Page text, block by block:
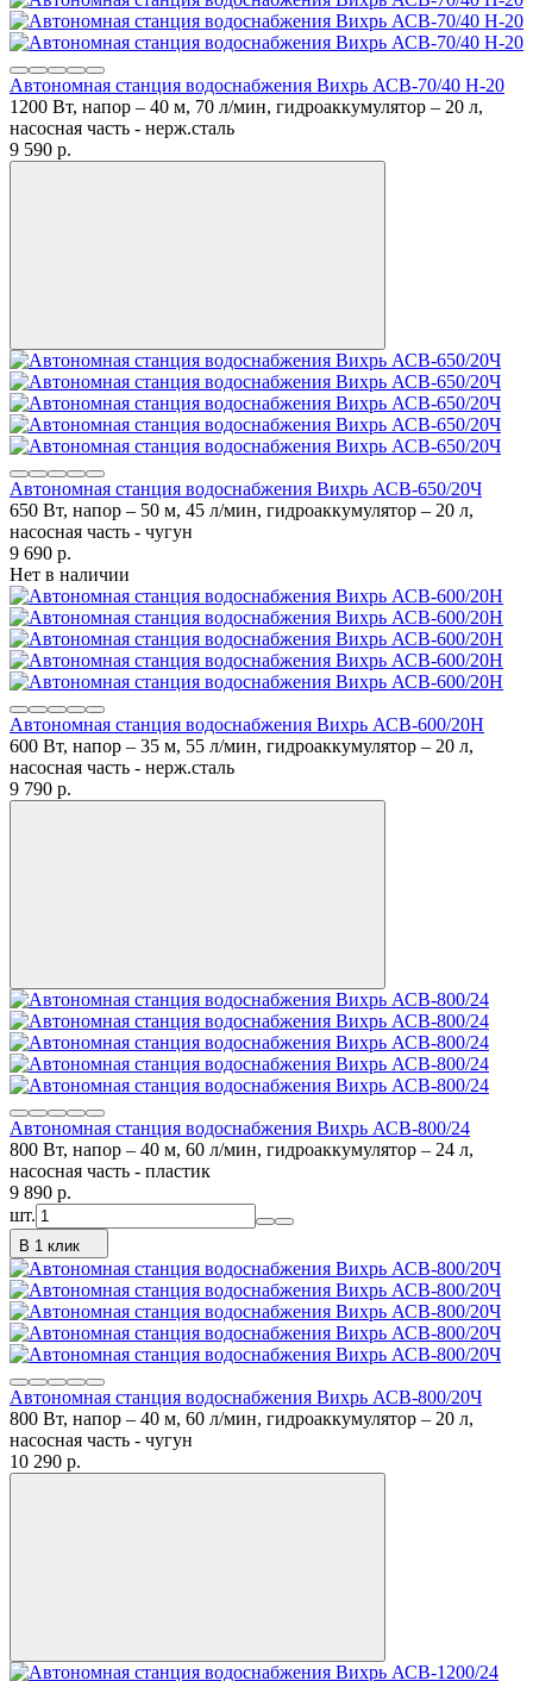
Автономная станция водоснабжения Вихрь АСВ-70/40 Н-20
1200 Вт, напор – 40 м, 70 л/мин, гидроаккумулятор – 20 л,
насосная часть - нерж.сталь
9 590 p.
Автономная станция водоснабжения Вихрь АСВ-650/20Ч
650 Вт, напор – 50 м, 45 л/мин, гидроаккумулятор – 20 л,
насосная часть - чугун
9 690 p.
Нет в наличии
Автономная станция водоснабжения Вихрь АСВ-600/20Н
600 Вт, напор – 35 м, 55 л/мин, гидроаккумулятор – 20 л,
насосная часть - нерж.сталь
9 790 p.
Автономная станция водоснабжения Вихрь АСВ-800/24
800 Вт, напор – 40 м, 60 л/мин, гидроаккумулятор – 24 л,
насосная часть - пластик
9 890 p.
шт.
В 1 клик
Автономная станция водоснабжения Вихрь АСВ-800/20Ч
800 Вт, напор – 40 м, 60 л/мин, гидроаккумулятор – 20 л,
насосная часть - чугун
10 290 p.